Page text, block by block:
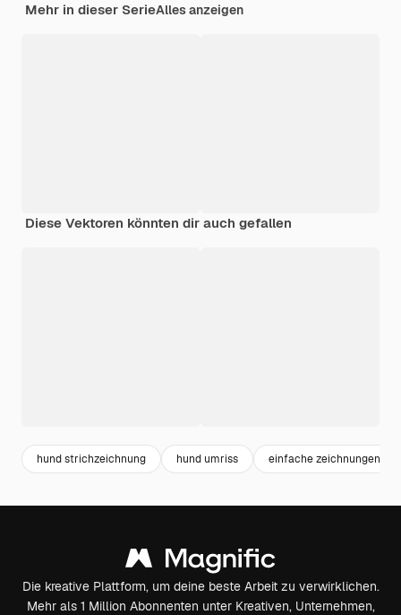
Mehr in dieser SerieAlles anzeigen
Diese Vektoren könnten dir auch gefallen
hund strichzeichnung hund umriss einfache zeichnungen
Die kreative Plattform, um deine beste Arbeit zu verwirklichen.
Mehr als 1 Million Abonnenten unter Kreativen, Unternehmen,